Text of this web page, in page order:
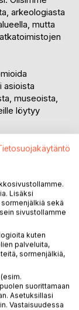
arkeologiasta
mutta
asioista
museoista,
löytyy
sekä
eli
tietoa
voi
kohteena
sekä
joki
äiti piti
Hadeksen
Lisäksi
sekä
sivustollamme
kuten
palveluita,
sormenjälkiä,
suorittamaan
Asetuksillasi
Vastaisuudessa